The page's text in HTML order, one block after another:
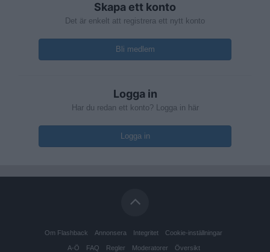
Skapa ett konto
Det är enkelt att registrera ett nytt konto
Bli medlem
Logga in
Har du redan ett konto? Logga in här
Logga in
Om Flashback Annonsera Integritet Cookie-inställningar
A-Ö FAQ Regler Moderatorer Översikt